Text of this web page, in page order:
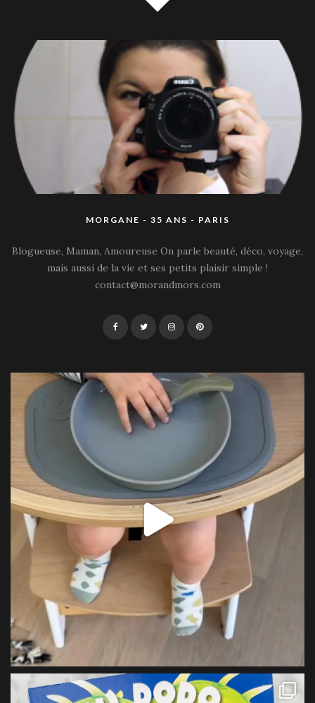
MORGANE - 35 ANS - PARIS
Blogueuse, Maman, Amoureuse On parle beauté, déco, voyage,
mais aussi de la vie et ses petits plaisir simple !
contact@morandmors.com